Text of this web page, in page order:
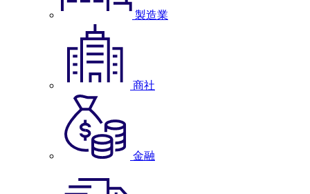
製造業
商社
金融